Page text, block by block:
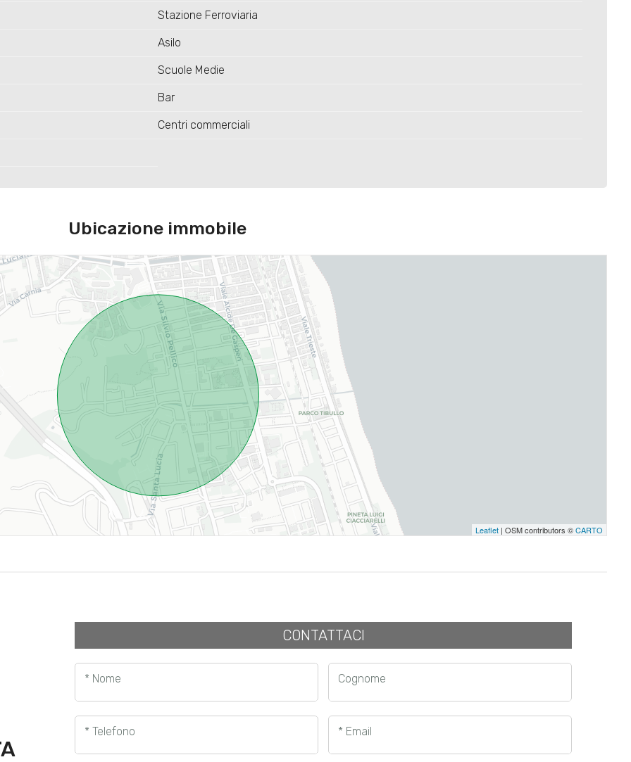
Stazione Ferroviaria
Asilo
Scuole Medie
Bar
Centri commerciali
Ubicazione immobile
Leaflet | OSM contributors ©CARTO
CONTATTACI
* Nome Cognome
* Telefono * Email